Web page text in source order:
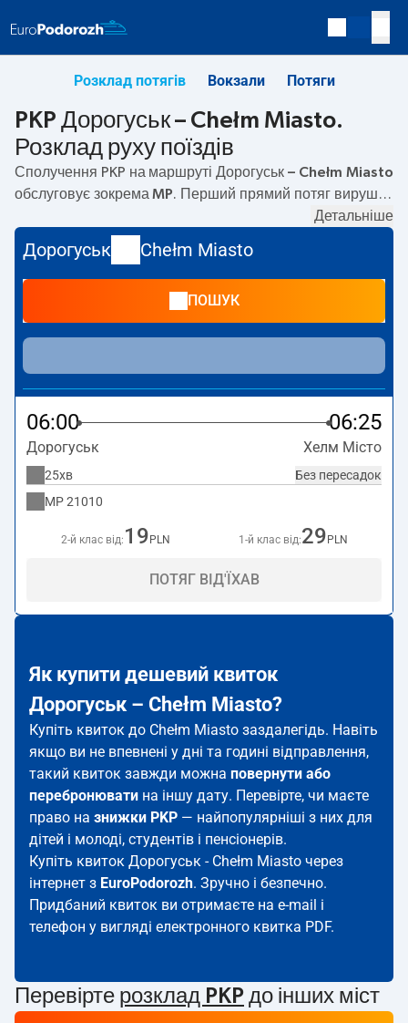
Розклад потягів Вокзали Потяги
PKP Дорогуськ – Chełm Miasto.
Розклад руху поїздів
Сполучення PKP на маршруті Дорогуськ – Chełm Miasto
обслуговує зокрема MP. Перший прямий потяг вирушає
Chełm Miasto вирушає о 06:00. Найшвидший маршрут
пропонує потяг без пересадокKYIV EXPRESS
цим потягом триває00:25
. Наразі на маршруті
Chełm Miastoне курсують інші потяги
перевізника PKP Intercity. Потяг завершує маршрут на
станції Chełm Miasto.
Детальніше
Дорогуськ Chełm Miasto
ПОШУК
06:00 06:25
Дорогуськ Хелм Місто
Без пересадок
25хв
MP21010
2-й клас від: 19 PLN 1-й клас від:29 PLN
ПОТЯГ ВІД'ЇХАВ
Як купити дешевий квиток
Дорогуськ – Chełm Miasto?
Купіть квиток до Chełm Miasto заздалегідь. Навіть
якщо ви не впевнені у дні та годині відправлення,
такий квиток завжди можна повернути або
перебронювати на іншу дату. Перевірте, чи маєте
право на знижки PKP — найпопулярніші з них для
дітей і молоді, студентів і пенсіонерів.
Купіть квиток Дорогуськ - Chełm Miasto через
інтернет з EuroPodorozh. Зручно і безпечно.
Придбаний квиток ви отримаєте на e-mail і
телефон у вигляді електронного квитка PDF.
Перевірте розклад PKP до інших міст